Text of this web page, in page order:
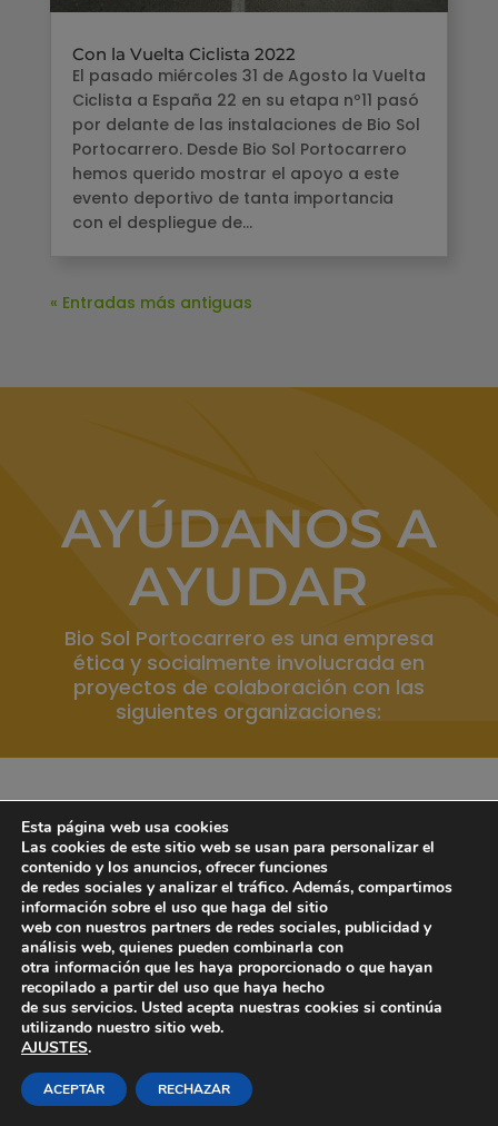
Con la Vuelta Ciclista 2022
El pasado miércoles 31 de Agosto la Vuelta
Ciclista a España 22 en su etapa nº11 pasó
por delante de las instalaciones de Bio Sol
Portocarrero. Desde Bio Sol Portocarrero
hemos querido mostrar el apoyo a este
evento deportivo de tanta importancia
con el despliegue de...
« Entradas más antiguas
AYÚDANOS A
AYUDAR
Bio Sol Portocarrero es una empresa
ética y socialmente involucrada en
proyectos de colaboración con las
siguientes organizaciones:
Esta página web usa cookies
Las cookies de este sitio web se usan para personalizar el
contenido y los anuncios, ofrecer funciones
de redes sociales y analizar el tráfico. Además, compartimos
información sobre el uso que haga del sitio
web con nuestros partners de redes sociales, publicidad y
análisis web, quienes pueden combinarla con
otra información que les haya proporcionado o que hayan
recopilado a partir del uso que haya hecho
de sus servicios. Usted acepta nuestras cookies si continúa
utilizando nuestro sitio web.
AJUSTES.
ACEPTAR RECHAZAR